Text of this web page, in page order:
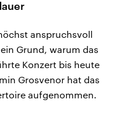
anspruchsvoll
Grund, warum das
Konzert bis heute
Grosvenor hat das
aufgenommen.